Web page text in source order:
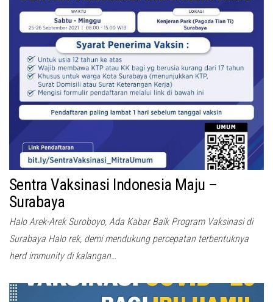
Sentra Vaksinasi Indonesia Maju –
Surabaya
Halo Arek-Arek Suroboyo, Ada Kabar Baik Program Vaksinasi di
Surabaya Halo rek, demi mendukung percepatan terbentuknya
herd immunity di kalangan…